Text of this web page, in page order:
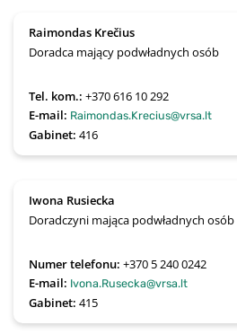
Raimondas Krečius
Doradca mający podwładnych osób
Tel. kom.:+370 616 10 292
E-mail: Raimondas.Krecius@vrsa.lt
Gabinet:416
Iwona Rusiecka
Doradczyni mająca podwładnych osób
Numer telefonu:+370 5 240 0242
E-mail: Ivona.Rusecka@vrsa.lt
Gabinet:415